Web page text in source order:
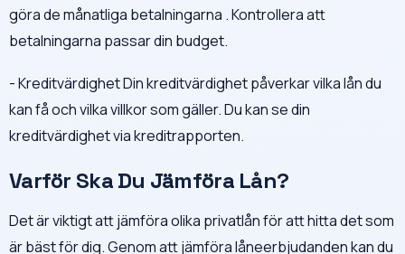
göra de månatliga betalningarna . Kontrollera att
betalningarna passar din budget.
- Kreditvärdighet Din kreditvärdighet påverkar vilka lån du
kan få och vilka villkor som gäller. Du kan se din
kreditvärdighet via kreditrapporten.
Varför Ska Du Jämföra Lån?
Det är viktigt att jämföra olika privatlån för att hitta det som
är bäst för dig. Genom att jämföra låneerbjudanden kan du